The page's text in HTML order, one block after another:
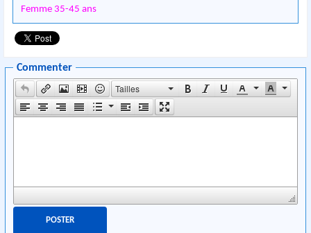
Femme 35-45 ans
Commenter
Tailles